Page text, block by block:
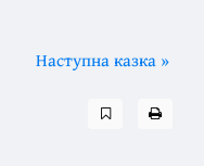
Наступна казка »